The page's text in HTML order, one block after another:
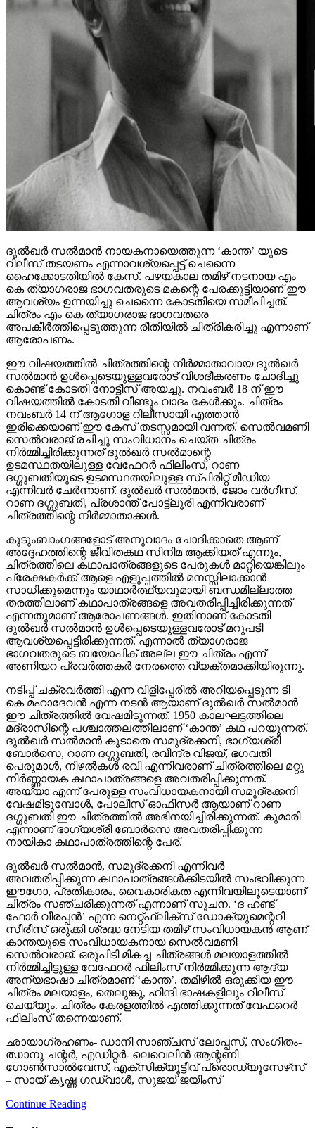
ദുല്‍ഖര്‍ സല്‍മാന്‍ നായകനായെത്തുന്ന ‘കാന്ത’ യുടെ
റിലീസ് തടയണം എന്നാവശ്യപ്പെട്ട് ചെന്നൈ
ഹൈക്കോടതിയില്‍ കേസ്. പഴയകാല തമിഴ് നടനായ എം
കെ ത്യാഗരാജ ഭാഗവതരുടെ മകന്റെ പേരക്കുട്ടിയാണ് ഈ
ആവശ്യം ഉന്നയിച്ചു ചെന്നൈ കോടതിയെ സമീപിച്ചത്.
ചിത്രം എം കെ ത്യാഗരാജ ഭാഗവതരെ
അപകീര്‍ത്തിപ്പെടുത്തുന്ന രീതിയില്‍ ചിത്രീകരിച്ചു എന്നാണ്
ആരോപണം.
ഈ വിഷയത്തില്‍ ചിത്രത്തിന്റെ നിര്‍മ്മാതാവായ ദുല്‍ഖര്‍
സല്‍മാന്‍ ഉള്‍പ്പെടെയുള്ളവരോട് വിശദീകരണം ചോദിച്ചു
കൊണ്ട് കോടതി നോട്ടീസ് അയച്ചു. നവംബര്‍ 18 ന് ഈ
വിഷയത്തില്‍ കോടതി വീണ്ടും വാദം കേള്‍ക്കും. ചിത്രം
നവംബര്‍ 14 ന് ആഗോള റിലീസായി എത്താന്‍
ഇരിക്കെയാണ് ഈ കേസ് തടസ്സമായി വന്നത്. സെല്‍വമണി
സെല്‍വരാജ് രചിച്ചു സംവിധാനം ചെയ്ത ചിത്രം
നിര്‍മ്മിച്ചിരിക്കുന്നത് ദുല്‍ഖര്‍ സല്‍മാന്റെ
ഉടമസ്ഥതയിലുള്ള വേഫേറര്‍ ഫിലിംസ്, റാണ
ദഗ്ഗുബതിയുടെ ഉടമസ്ഥതയിലുള്ള സ്പിരിറ്റ് മീഡിയ
എന്നിവര്‍ ചേര്‍ന്നാണ്. ദുല്‍ഖര്‍ സല്‍മാന്‍, ജോം വര്‍ഗീസ്,
റാണ ദഗ്ഗുബതി, പ്രശാന്ത് പോട്ട്‌ലൂരി എന്നിവരാണ്
ചിത്രത്തിന്റെ നിര്‍മ്മാതാക്കള്‍.
കുടുംബാംഗങ്ങളോട് അനുവാദം ചോദിക്കാതെ ആണ്
അദ്ദേഹത്തിന്റെ ജീവിതകഥ സിനിമ ആക്കിയത് എന്നും,
ചിത്രത്തിലെ കഥാപാത്രങ്ങളുടെ പേരുകള്‍ മാറ്റിയെങ്കിലും
പ്രേക്ഷകര്‍ക്ക് ആളെ എളുപ്പത്തില്‍ മനസ്സിലാക്കാന്‍
സാധിക്കുമെന്നും യാഥാര്‍ത്ഥ്യവുമായി ബന്ധമില്ലാത്ത
തരത്തിലാണ് കഥാപാത്രങ്ങളെ അവതരിപ്പിച്ചിരിക്കുന്നത്
എന്നതുമാണ് ആരോപണങ്ങള്‍. ഇതിനാണ് കോടതി
ദുല്‍ഖര്‍ സല്‍മാന്‍ ഉള്‍പ്പെടെയുള്ളവരോട് മറുപടി
ആവശ്യപ്പെട്ടിരിക്കുന്നത്. എന്നാല്‍ ത്യാഗരാജ
ഭാഗവതരുടെ ബയോപിക് അല്ല ഈ ചിത്രം എന്ന്
അണിയറ പ്രവര്‍ത്തകര്‍ നേരത്തെ വ്യക്തമാക്കിയിരുന്നു.
നടിപ്പ് ചക്രവര്‍ത്തി എന്ന വിളിപ്പേരില്‍ അറിയപ്പെടുന്ന ടി
കെ മഹാദേവന്‍ എന്ന നടന്‍ ആയാണ് ദുല്‍ഖര്‍ സല്‍മാന്‍
ഈ ചിത്രത്തില്‍ വേഷമിടുന്നത്. 1950 കാലഘട്ടത്തിലെ
മദ്രാസിന്റെ പശ്ചാത്തലത്തിലാണ് ‘കാന്ത’ കഥ പറയുന്നത്.
ദുല്‍ഖര്‍ സല്‍മാന്‍ കൂടാതെ സമുദ്രക്കനി, ഭാഗ്യശ്രീ
ബോര്‍സെ, റാണ ദഗ്ഗുബതി, രവീന്ദ്ര വിജയ്, ഭഗവതി
പെരുമാള്‍, നിഴല്‍കള്‍ രവി എന്നിവരാണ് ചിത്രത്തിലെ മറ്റു
നിര്‍ണ്ണായക കഥാപാത്രങ്ങളെ അവതരിപ്പിക്കുന്നത്.
അയ്യാ എന്ന് പേരുള്ള സംവിധായകനായി സമുദ്രക്കനി
വേഷമിടുമ്പോള്‍, പോലീസ് ഓഫീസര്‍ ആയാണ് റാണ
ദഗ്ഗുബതി ഈ ചിത്രത്തില്‍ അഭിനയിച്ചിരിക്കുന്നത്. കുമാരി
എന്നാണ് ഭാഗ്യശ്രീ ബോര്‍സെ അവതരിപ്പിക്കുന്ന
നായികാ കഥാപാത്രത്തിന്റെ പേര്.
ദുല്‍ഖര്‍ സല്‍മാന്‍, സമുദ്രക്കനി എന്നിവര്‍
അവതരിപ്പിക്കുന്ന കഥാപാത്രങ്ങള്‍ക്കിടയില്‍ സംഭവിക്കുന്ന
ഈഗോ, പ്രതികാരം, വൈകാരികത എന്നിവയിലൂടെയാണ്
ചിത്രം സഞ്ചരിക്കുന്നത് എന്നാണ് സൂചന. ‘ദ ഹണ്ട്
ഫോര്‍ വീരപ്പന്‍’ എന്ന നെറ്റ്ഫ്‌ലിക്‌സ് ഡോക്യുമെന്ററി
സീരീസ് ഒരുക്കി ശ്രദ്ധ നേടിയ തമിഴ് സംവിധായകന്‍ ആണ്
കാന്തയുടെ സംവിധായകനായ സെല്‍വമണി
സെല്‍വരാജ്. ഒരുപിടി മികച്ച ചിത്രങ്ങള്‍ മലയാളത്തില്‍
നിര്‍മ്മിച്ചിട്ടുള്ള വേഫേറര്‍ ഫിലിംസ് നിര്‍മ്മിക്കുന്ന ആദ്യ
അന്യഭാഷാ ചിത്രമാണ് ‘കാന്ത’. തമിഴില്‍ ഒരുക്കിയ ഈ
ചിത്രം മലയാളം, തെലുങ്കു, ഹിന്ദി ഭാഷകളിലും റിലീസ്
ചെയ്യും. ചിത്രം കേരളത്തില്‍ എത്തിക്കുന്നത് വേഫറെര്‍
ഫിലിംസ് തന്നെയാണ്.
ഛായാഗ്രഹണം- ഡാനി സാഞ്ചസ് ലോപ്പസ്, സംഗീതം-
ഝാനു ചന്റര്‍, എഡിറ്റര്‍- ലെവെലിന്‍ ആന്റണി
ഗോണ്‍സാല്‍വേസ്, എക്‌സിക്യൂട്ടീവ് പ്രൊഡ്യൂസേഴ്‌സ്
– സായ് കൃഷ്ണ ഗഡ്വാള്‍, സുജയ് ജയിംസ്
Continue Reading